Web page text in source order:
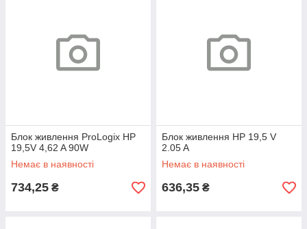
Блок живлення ProLogix HP
19,5V 4,62 A 90W
Немає в наявності
734,25 ₴
Блок живлення HP 19,5 V
2.05 A
Немає в наявності
636,35 ₴